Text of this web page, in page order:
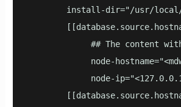
install-dir="/usr/
## The content
node-
node-